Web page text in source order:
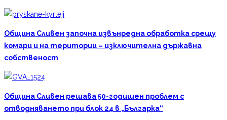
Община Сливен започна извънредна обработка срещу
комари и на територии – изключителна държавна
собственост
Община Сливен решава 50-годишен проблем с
отводняването при блок 24 в „Българка“